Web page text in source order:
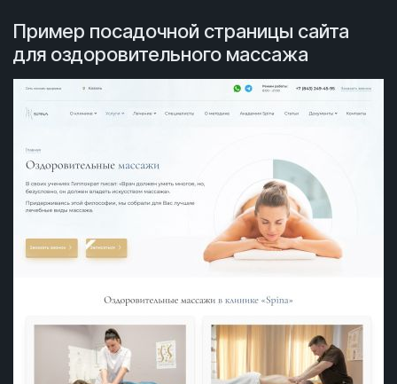
Пример посадочной страницы сайта
для оздоровительного массажа